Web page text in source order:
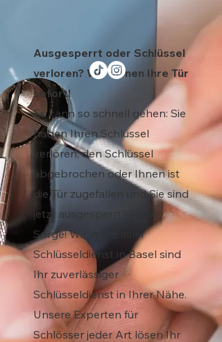
Ausgesperrt oder Schlüssel
verloren? Wir öffnen Ihre Tür
sofort!
Es kann so schnell gehen: Sie
haben Ihren Schlüssel
verloren, den Schlüssel
abgebrochen oder Ihnen ist
die Tür zugefallen und Sie sind
jetzt ausgesperrt? Keine
Sorge! Wir von Basler
Schlüsseldienst in Basel sind
Ihr zuverlässiger
Schlüsseldienst in Ihrer Nähe.
Unsere Experten für
Schlösser jeder Art lösen Ihr